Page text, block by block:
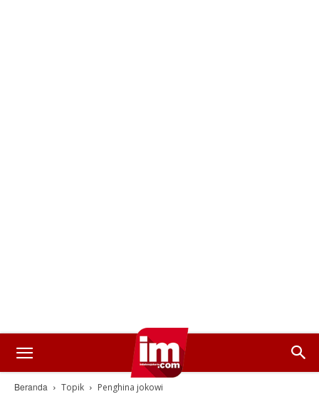
Beranda Topik Penghina jokowi